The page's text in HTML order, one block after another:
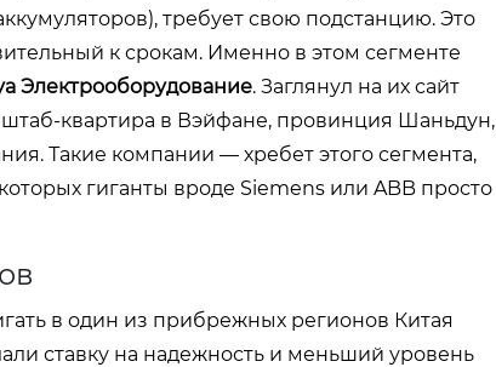
требует свою подстанцию. Это
к срокам. Именно в этом сегменте
Электрооборудование. Заглянул на их сайт
квартира в Вэйфане, провинция Шаньдун,
Такие компании — хребет этого сегмента,
гиганты вроде Siemens или ABB просто
в один из прибрежных регионов Китая
ставку на надежность и меньший уровень